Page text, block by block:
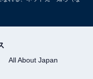
All About Japan